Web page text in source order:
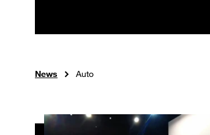
News Auto
Autres vidéos